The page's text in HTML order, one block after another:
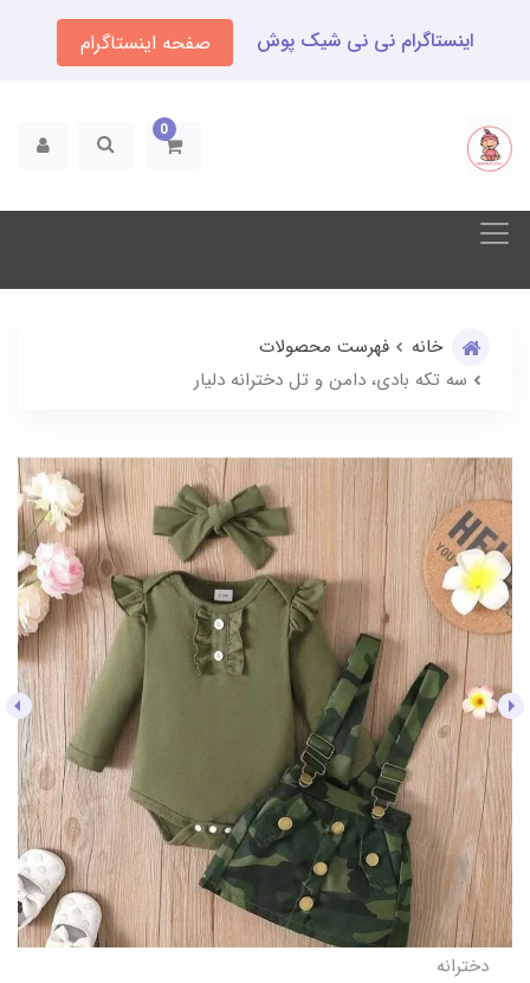
اینستاگرام نی نی شیک پوش صفحه اینستاگرام
0
خانه
فهرست محصولات
سه تکه بادی، دامن و تل دخترانه دلیار
دخترانه